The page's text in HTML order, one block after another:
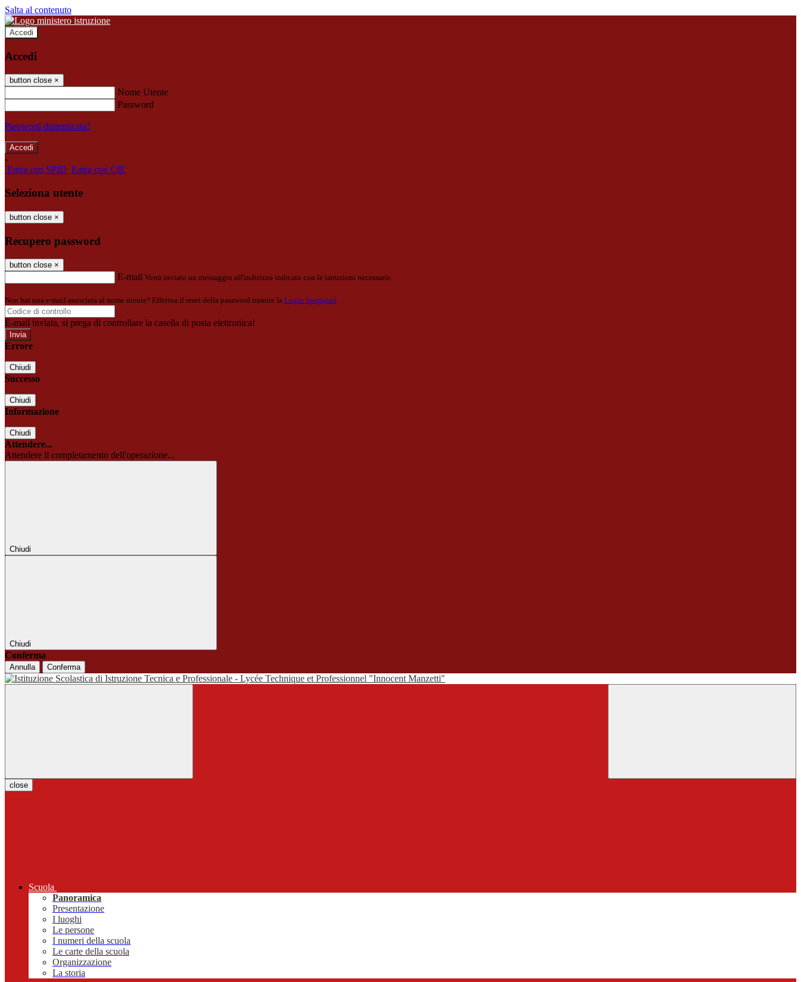
Salta al contenuto
Accedi
Accedi
button close ×
Nome Utente
Password
Password dimenticata?
-
Entra con SPID Entra con CIE
Seleziona utente
button close ×
Recupero password
button close ×
E-mail Verrà inviato un messaggio all'indirizzo indicato con le istruzioni necessarie.
Non hai una e-mail associata al nome utente? Effettua il reset della password tramite la Login Spaggiari
E-mail inviata, si prega di controllare la casella di posta elettronica!
Errore
Chiudi
Successo
Chiudi
Informazione
Chiudi
Attendere...
Attendere il completamento dell'operazione...
Chiudi
Chiudi
Conferma
Annulla Conferma
close
Scuola
Panoramica
Presentazione
I luoghi
Le persone
I numeri della scuola
Le carte della scuola
Organizzazione
La storia